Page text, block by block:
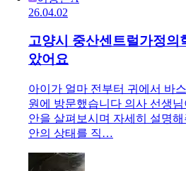
2.1k
0
1
0
26.04.02